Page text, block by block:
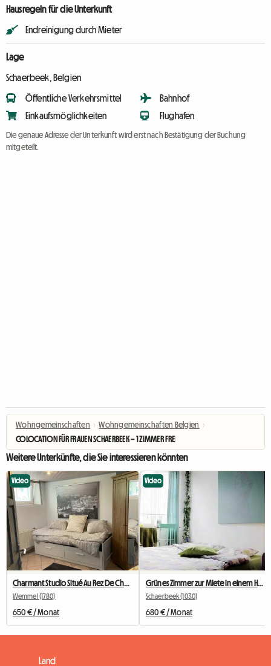
Hausregeln für die Unterkunft
Endreinigung durch Mieter
Lage
Schaerbeek, Belgien
Öffentliche Verkehrsmittel
Einkaufsmöglichkeiten
Bahnhof
Flughafen
Die genaue Adresse der Unterkunft wird erst nach Bestätigung der Buchung
mitgeteilt.
Wohngemeinschaften › Wohngemeinschaften Belgien ›
COLOCATION FÜR FRAUEN SCHAERBEEK – 1 ZIMMER FREI AM 01.08
Weitere Unterkünfte, die Sie interessieren könnten
Video
Charmant Studio Situé Au Rez De Chaussée
Wemmel (1780)
650 € / Monat
Video
Grünes Zimmer zur Miete in einem Haus in Brüssel
Schaerbeek (1030)
680 € / Monat
Land